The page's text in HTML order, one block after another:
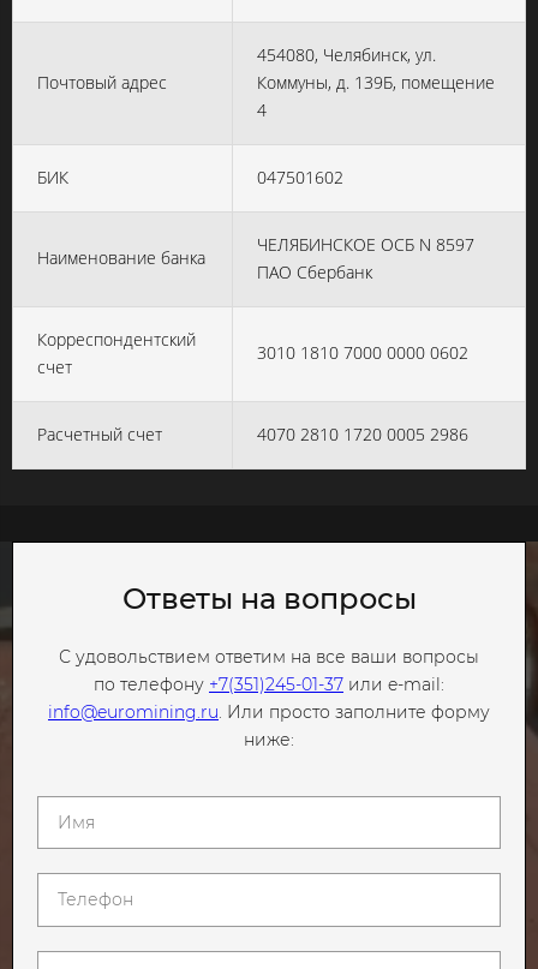
Почтовый адрес
454080, Челябинск, ул.
Коммуны, д. 139Б, помещение
4
БИК 047501602
Наименование банка
ЧЕЛЯБИНСКОЕ ОСБ N 8597
ПАО Сбербанк
Корреспондентский
счет
3010 1810 7000 0000 0602
Расчетный счет 4070 2810 1720 0005 2986
Ответы на вопросы
С удовольствием ответим на все ваши вопросы
по телефону +7(351)245-01-37 или e-mail:
info@euromining.ru. Или просто заполните форму
ниже: